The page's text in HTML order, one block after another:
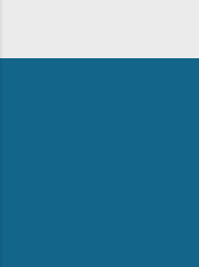
e la